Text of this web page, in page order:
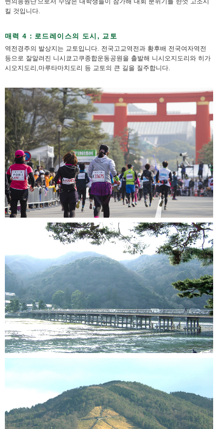
킬 것입니다.
매력 4：로드레이스의 도시, 교토
역전경주의 발상지는 교토입니다. 전국고교역전과 황후배 전국여자역전
등으로 잘알려진 니시쿄고쿠종합운동공원을 출발해 니시오지도리와 히가
시오지도리,마루타마치도리 등 교토의 큰 길을 질주합니다.